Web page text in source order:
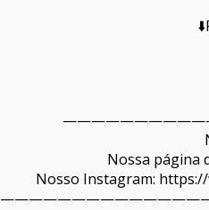
Nossa página
Nosso Instagram: